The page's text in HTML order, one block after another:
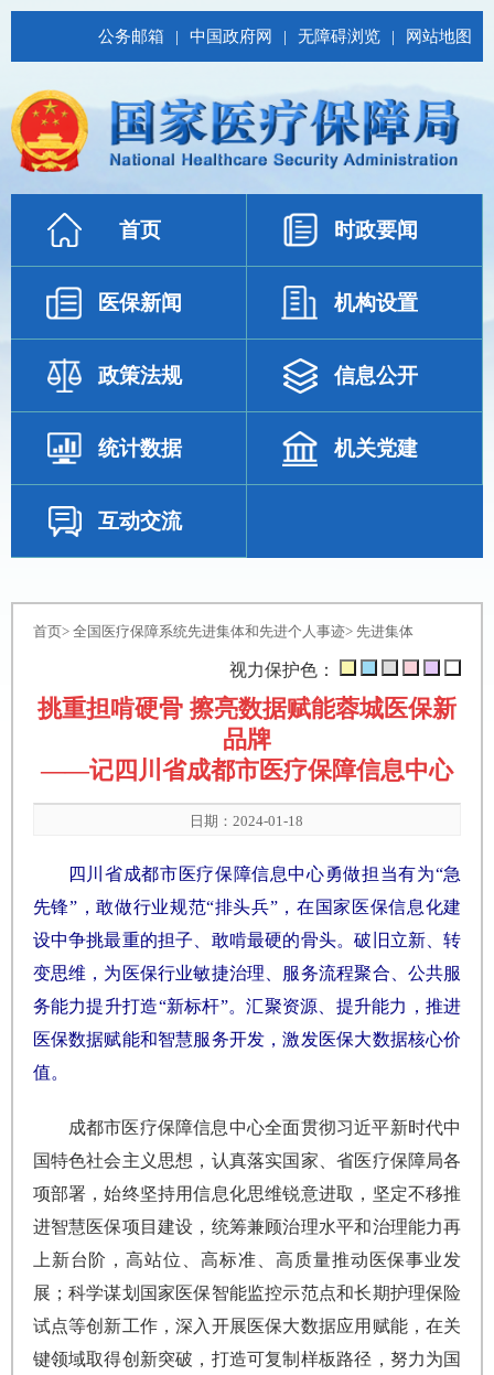
公务邮箱 | 中国政府网 | 无障碍浏览 | 网站地图
首页 时政要闻
医保新闻 机构设置
政策法规 信息公开
统计数据 机关党建
互动交流
首页> 全国医疗保障系统先进集体和先进个人事迹> 先进集体
视力保护色：
挑重担啃硬骨 擦亮数据赋能蓉城医保新
品牌
——记四川省成都市医疗保障信息中心
日期：2024-01-18
四川省成都市医疗保障信息中心勇做担当有为“急
先锋”，敢做行业规范“排头兵”，在国家医保信息化建
设中争挑最重的担子、敢啃最硬的骨头。破旧立新、转
变思维，为医保行业敏捷治理、服务流程聚合、公共服
务能力提升打造“新标杆”。汇聚资源、提升能力，推进
医保数据赋能和智慧服务开发，激发医保大数据核心价
值。
成都市医疗保障信息中心全面贯彻习近平新时代中
国特色社会主义思想，认真落实国家、省医疗保障局各
项部署，始终坚持用信息化思维锐意进取，坚定不移推
进智慧医保项目建设，统筹兼顾治理水平和治理能力再
上新台阶，高站位、高标准、高质量推动医保事业发
展；科学谋划国家医保智能监控示范点和长期护理保险
试点等创新工作，深入开展医保大数据应用赋能，在关
键领域取得创新突破，打造可复制样板路径，努力为国